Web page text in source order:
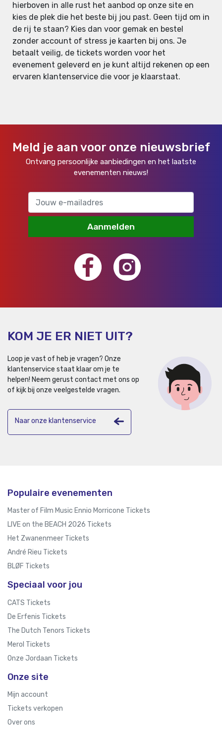
hierboven in alle rust het aanbod op onze site en
kies de plek die het beste bij jou past. Geen tijd om in
de rij te staan? Kies dan voor gemak en bestel
zonder account of stress je kaarten bij ons. Je
betaalt veilig, de tickets worden voor het
evenement geleverd en je kunt altijd rekenen op een
ervaren klantenservice die voor je klaarstaat.
Meld je aan voor onze nieuwsbrief
Ontvang persoonlijke aanbiedingen en het laatste
evenementen nieuws!
Aanmelden
KOM JE ER NIET UIT?
Loop je vast of heb je vragen? Onze
klantenservice staat klaar om je te
helpen! Neem gerust contact met ons op
of kijk bij onze veelgestelde vragen.
Naar onze klantenservice
Populaire evenementen
Master of Film Music Ennio Morricone Tickets
LIVE on the BEACH 2026 Tickets
Het Zwanenmeer Tickets
André Rieu Tickets
BLØF Tickets
Speciaal voor jou
CATS Tickets
De Erfenis Tickets
The Dutch Tenors Tickets
Merol Tickets
Onze Jordaan Tickets
Onze site
Mijn account
Tickets verkopen
Over ons